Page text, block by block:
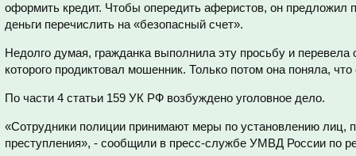
оформить кредит. Чтобы опередить аферистов, он предложил
деньги перечислить на «безопасный счет».
Недолго думая, гражданка выполнила эту просьбу и перевела
которого продиктовал мошенник. Только потом она поняла,
По части 4 статьи 159 УК РФ возбуждено уголовное дело.
«Сотрудники полиции принимают меры по установлению лиц,
преступления», - сообщили в пресс-службе УМВД России по